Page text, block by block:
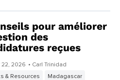
pour améliorer
des
reçues
22, 2026 • Carl Trinidad
& Resources
Madagascar